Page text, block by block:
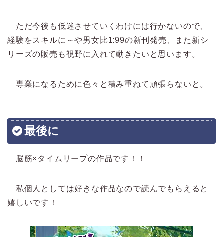
ただ今後も低迷させていくわけには行かないので、
経験をスキルに～や男女比1:99の新刊発売、また新シ
リーズの販売も視野に入れて動きたいと思います。
専業になるために色々と積み重ねて頑張らないと。
最後に
脳筋×タイムリープの作品です！！
私個人としては好きな作品なので読んでもらえると
嬉しいです！